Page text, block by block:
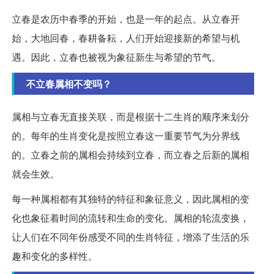
立春是农历中春季的开始，也是一年的起点。从立春开
始，大地回春，春耕备耘，人们开始迎接新的希望与机
遇。因此，立春也被视为象征新生与希望的节气。
不立春属相不变吗？
属相与立春无直接关联，而是根据十二生肖的顺序来划分
的。每年的生肖变化是按照立春这一重要节气为分界线
的。立春之前的属相会持续到立春，而立春之后新的属相
就会生效。
每一种属相都有其独特的特征和象征意义，因此属相的变
化也象征着时间的流转和生命的变化。属相的轮流变换，
让人们在不同年份感受不同的生肖特征，增添了生活的乐
趣和变化的多样性。